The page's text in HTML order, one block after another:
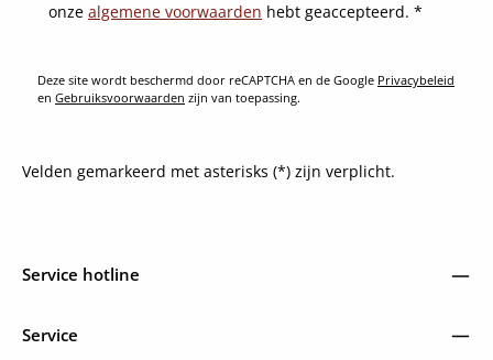
onze algemene voorwaarden hebt geaccepteerd. *
Deze site wordt beschermd door reCAPTCHA en de Google Privacybeleid
en Gebruiksvoorwaarden zijn van toepassing.
Velden gemarkeerd met asterisks (*) zijn verplicht.
Service hotline
Service